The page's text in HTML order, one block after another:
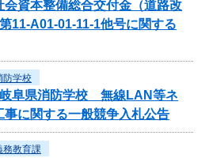
資本整備総合交付金（道路改
11-A01-01-11-1他号に関する
防学校
岐阜県消防学校 無線LAN等ネ
事に関する一般競争入札公告
務教育課